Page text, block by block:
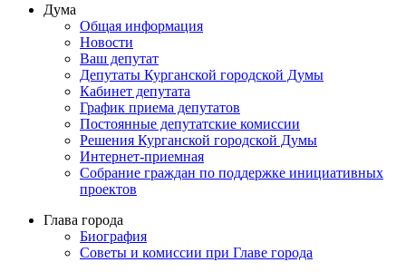
Дума
Общая информация
Новости
Ваш депутат
Депутаты Курганской городской Думы
Кабинет депутата
График приема депутатов
Постоянные депутатские комиссии
Решения Курганской городской Думы
Интернет-приемная
Собрание граждан по поддержке инициативных
проектов
Глава города
Биография
Советы и комиссии при Главе города